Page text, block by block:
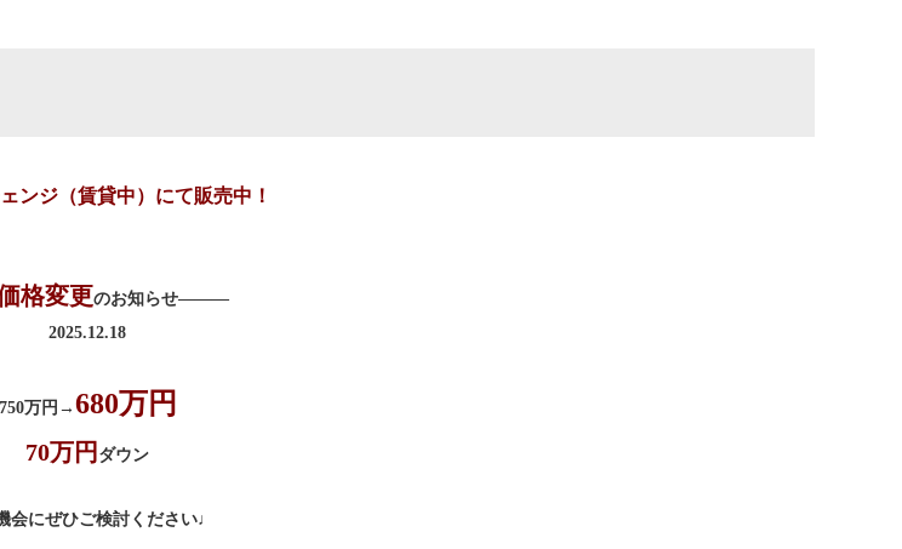
ンジ（賃貸中）にて販売中！
格変更のお知らせ―――
2025.12.18
750万円→680万円
70万円 ダウン
会にぜひご検討ください♩